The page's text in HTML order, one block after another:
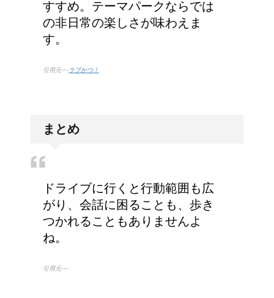
すすめ。テーマパークならでは
の非日常の楽しさが味わえま
す。
引用元-−-ラブかつ！
まとめ
ドライブに行くと行動範囲も広
がり、会話に困ることも、歩き
つかれることもありませんよ
ね。
引用元-−-